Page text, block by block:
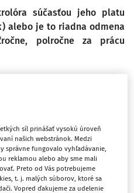
súčasťou jeho platu
alebo je to riadna odmena
polročne za prácu
kontrolóra
upozorniť, že
nielenže nemá nič
zákona č. 553/2003 Z. z. o
pri výkone práce
síl prinášať vysokú úroveň
našich webstránok. Medzi
správne fungovalo vyhľadávanie,
reklamou alebo aby sme mali
Preto od Vás potrebujeme
t. j. malých súborov, ktoré sa
Vopred ďakujeme za udelenie